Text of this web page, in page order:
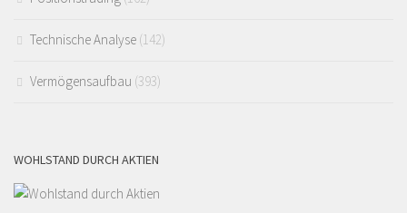
Technische Analyse (142)
Vermögensaufbau (393)
WOHLSTAND DURCH AKTIEN